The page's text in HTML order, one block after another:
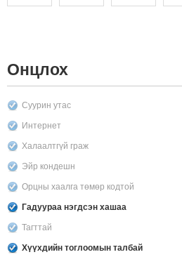
Онцлох
Суурин утас
Интернет
Халаалтгүй граж
Эйр кондешн
Орцны хаалга төмөр кодтой
Гадуураа нэгдсэн хашаа
Тагттай
Хүүхдийн тоглоомын талбай